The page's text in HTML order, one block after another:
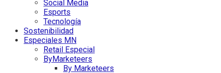
Social Media
Esports
Tecnología
Sostenibilidad
Especiales MN
Retail Especial
ByMarketeers
By Marketeers